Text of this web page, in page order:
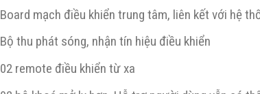
Board mạch điều khiển trung tâm, liên kết với hệ
Bộ thu phát sóng, nhận tín hiệu điều khiển
02 remote điều khiển từ xa